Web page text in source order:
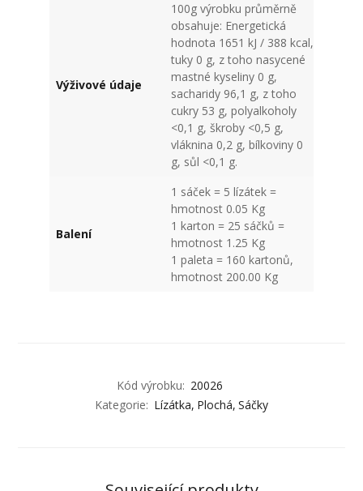
Výživové údaje
100g výrobku průměrně
obsahuje: Energetická
hodnota 1651 kJ / 388 kcal,
tuky 0 g, z toho nasycené
mastné kyseliny 0 g,
sacharidy 96,1 g, z toho
cukry 53 g, polyalkoholy
<0,1 g, škroby <0,5 g,
vláknina 0,2 g, bílkoviny 0
g, sůl <0,1 g.
Balení
1 sáček = 5 lízátek =
hmotnost 0.05 Kg
1 karton = 25 sáčků =
hmotnost 1.25 Kg
1 paleta = 160 kartonů,
hmotnost 200.00 Kg
Kód výrobku: 20026
Kategorie: Lízátka Plochá Sáčky